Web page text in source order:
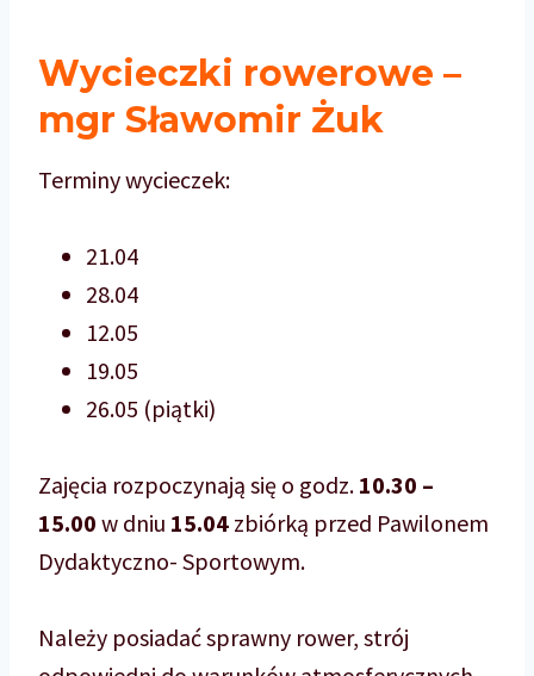
Wycieczki rowerowe –
mgr Sławomir Żuk
Terminy wycieczek:
21.04
28.04
12.05
19.05
26.05 (piątki)
Zajęcia rozpoczynają się o godz. 10.30 –
15.00 w dniu 15.04 zbiórką przed Pawilonem
Dydaktyczno- Sportowym.
Należy posiadać sprawny rower, strój